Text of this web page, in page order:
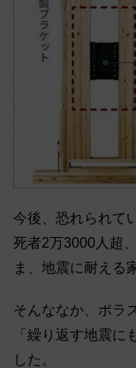
今後、恐れられて
死者2万3000人超
ま、地震に耐える
そんななか、ポラ
「繰り返す地震
した。